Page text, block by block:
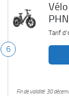
6
Tarif
Fin de validité: 30